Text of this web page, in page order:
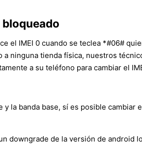
bloqueado
el IMEI 0 cuando se teclea *#06#
ninguna tienda física, nuestros
a su teléfono para cambiar el
la banda base, sí es posible cambiar
downgrade de la versión de